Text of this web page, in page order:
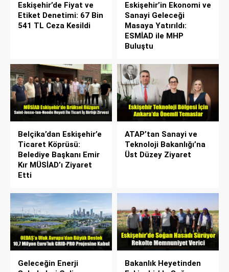
Eskişehir’de Fiyat ve
Etiket Denetimi: 67 Bin
541 TL Ceza Kesildi
Eskişehir’in Ekonomi ve
Sanayi Geleceği
Masaya Yatırıldı:
ESMİAD ile MHP
Buluştu
Belçika’dan Eskişehir’e
Ticaret Köprüsü:
Belediye Başkanı Emir
Kır MÜSİAD’ı Ziyaret
Etti
ATAP’tan Sanayi ve
Teknoloji Bakanlığı’na
Üst Düzey Ziyaret
Geleceğin Enerji
Bakanlık Heyetinden